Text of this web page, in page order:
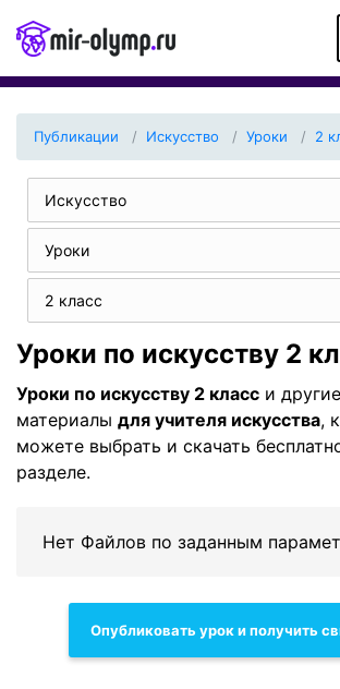
Публикации Искуcство Уроки 2
Искуcство
Уроки
2 класс
Уроки по искуcству 2
Уроки по искуcству 2 класс и
материалы для учителя искусcтва,
можете выбрать и скачать
разделе.
Нет Файлов по заданным
Опубликовать урок и получить